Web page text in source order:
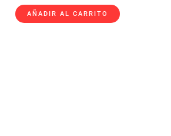
Valorado
con
0
AÑADIR AL CARRITO